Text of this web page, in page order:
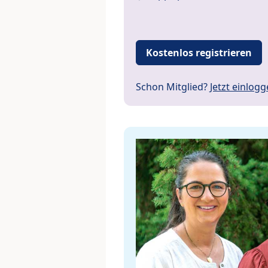
Kostenlos registrieren
Schon Mitglied? Jetzt